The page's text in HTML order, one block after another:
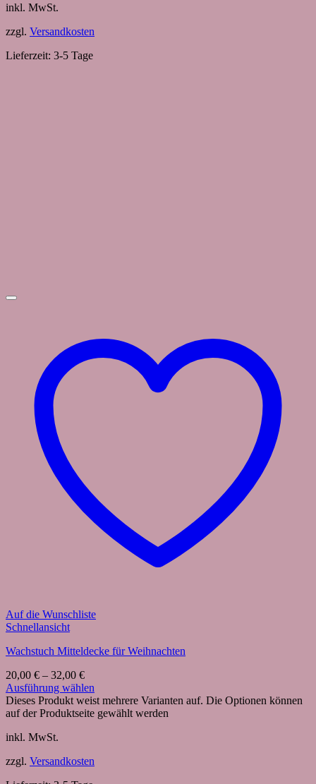
inkl. MwSt.
zzgl. Versandkosten
Lieferzeit: 3-5 Tage
Auf die Wunschliste
Schnellansicht
Wachstuch Mitteldecke für Weihnachten
20,00 € – 32,00 €
Ausführung wählen
Dieses Produkt weist mehrere Varianten auf. Die Optionen können
auf der Produktseite gewählt werden
inkl. MwSt.
zzgl. Versandkosten